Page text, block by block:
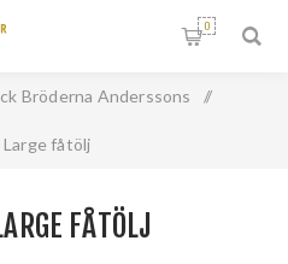
0
Bröderna Anderssons /
Large fåtölj
FÅTÖLJ